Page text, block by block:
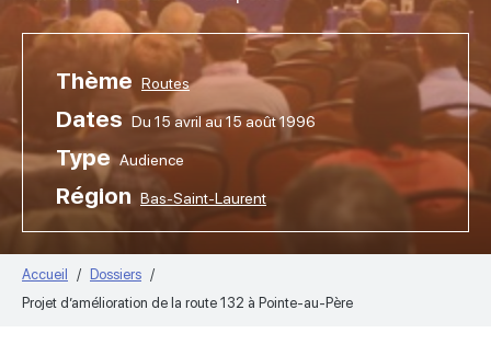
Thème Routes
Dates Du 15 avril au 15 août 1996
Type Audience
Région Bas-Saint-Laurent
Accueil
Dossiers
Projet d’amélioration de la route 132 à Pointe-au-Père